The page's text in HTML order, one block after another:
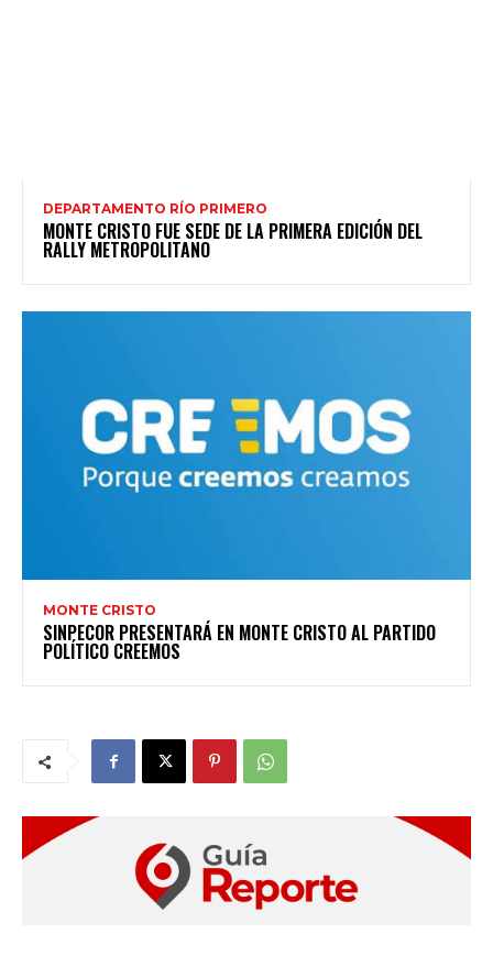
DEPARTAMENTO RÍO PRIMERO
MONTE CRISTO FUE SEDE DE LA PRIMERA EDICIÓN DEL
RALLY METROPOLITANO
MONTE CRISTO
SINPECOR PRESENTARÁ EN MONTE CRISTO AL PARTIDO
POLÍTICO CREEMOS